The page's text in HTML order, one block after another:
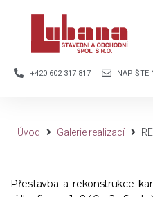
+420 602 317 817 NAPIŠTE
Úvod Galerie realizací
Přestavba a rekonstrukce